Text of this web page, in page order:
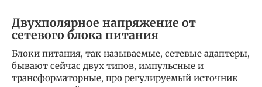
Двухполярное напряжение от
сетевого блока питания
Блоки питания, так называемые, сетевые адаптеры,
бывают сейчас двух типов, импульсные и
трансформаторные, про регулируемый источник